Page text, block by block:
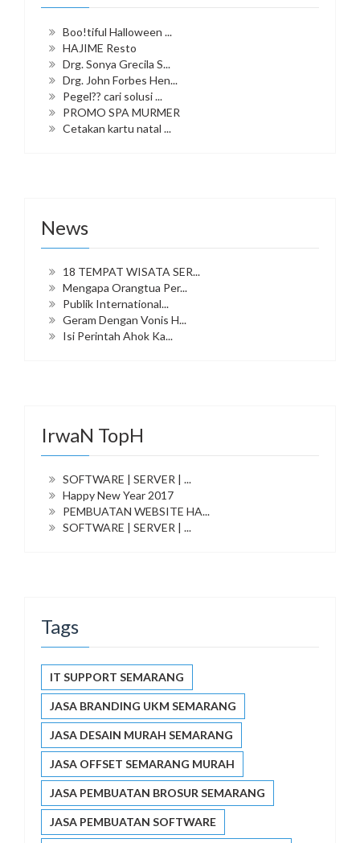
Boo!tiful Halloween ...
HAJIME Resto
Drg. Sonya Grecila S...
Drg. John Forbes Hen...
Pegel?? cari solusi ...
PROMO SPA MURMER
Cetakan kartu natal ...
News
18 TEMPAT WISATA SER...
Mengapa Orangtua Per...
Publik International...
Geram Dengan Vonis H...
Isi Perintah Ahok Ka...
IrwaN TopH
SOFTWARE | SERVER | ...
Happy New Year 2017
PEMBUATAN WEBSITE HA...
SOFTWARE | SERVER | ...
Tags
IT SUPPORT SEMARANG
JASA BRANDING UKM SEMARANG
JASA DESAIN MURAH SEMARANG
JASA OFFSET SEMARANG MURAH
JASA PEMBUATAN BROSUR SEMARANG
JASA PEMBUATAN SOFTWARE